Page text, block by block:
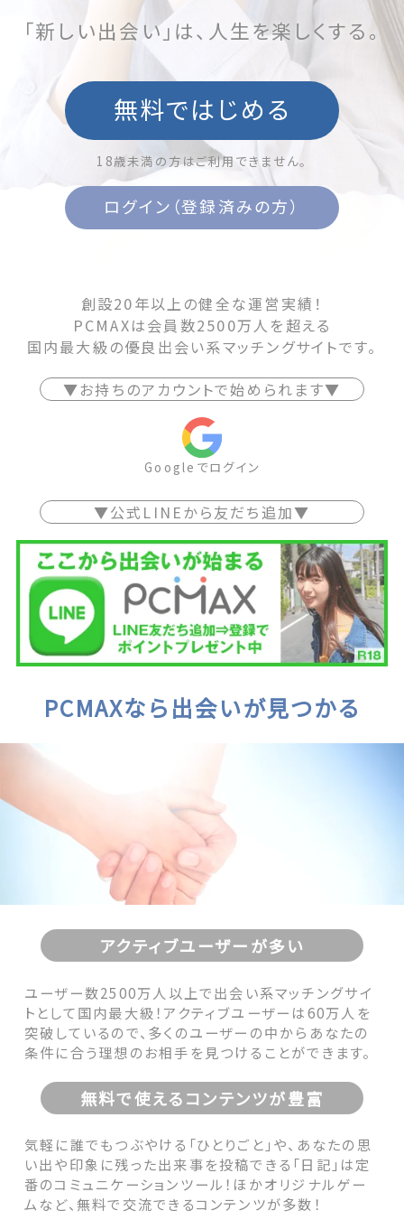
「新しい出会い」は、人生を楽しくする。
無料ではじめる
18歳未満の方はご利用できません。
ログイン（登録済みの方）
創設20年以上の健全な運営実績！
PCMAXは会員数2500万人を超える
国内最大級の優良出会い系マッチングサイトです。
▼お持ちのアカウントで始められます▼
Googleでログイン
▼公式LINEから友だち追加▼
PCMAXなら出会いが見つかる
アクティブユーザーが多い
ユーザー数2500万人以上で出会い系マッチングサイ
トとして国内最大級！アクティブユーザーは60万人を
突破しているので、多くのユーザーの中からあなたの
条件に合う理想のお相手を見つけることができます。
無料で使えるコンテンツが豊富
気軽に誰でもつぶやける「ひとりごと」や、あなたの思
い出や印象に残った出来事を投稿できる「日記」は定
番のコミュニケーションツール！ほかオリジナルゲー
ムなど、無料で交流できるコンテンツが多数！